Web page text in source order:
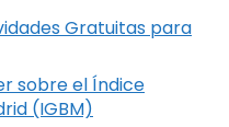
Gratuitas para
sobre el Índice
(IGBM)